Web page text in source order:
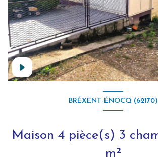
BRÉXENT-ÉNOCQ (62170)
Maison 4 pièce(s) 3 chambre(s) 77
m²